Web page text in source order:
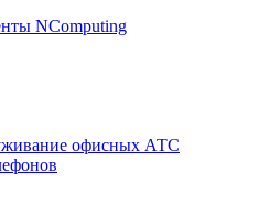
NComputing
офисных АТС